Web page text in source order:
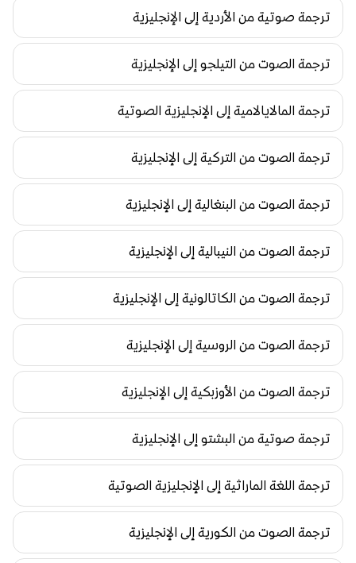
ترجمة صوتية من الأردية إلى الإنجليزية
ترجمة الصوت من التيلجو إلى الإنجليزية
ترجمة المالايالامية إلى الإنجليزية الصوتية
ترجمة الصوت من التركية إلى الإنجليزية
ترجمة الصوت من البنغالية إلى الإنجليزية
ترجمة الصوت من النيبالية إلى الإنجليزية
ترجمة الصوت من الكاتالونية إلى الإنجليزية
ترجمة الصوت من الروسية إلى الإنجليزية
ترجمة الصوت من الأوزبكية إلى الإنجليزية
ترجمة صوتية من البشتو إلى الإنجليزية
ترجمة اللغة الماراثية إلى الإنجليزية الصوتية
ترجمة الصوت من الكورية إلى الإنجليزية